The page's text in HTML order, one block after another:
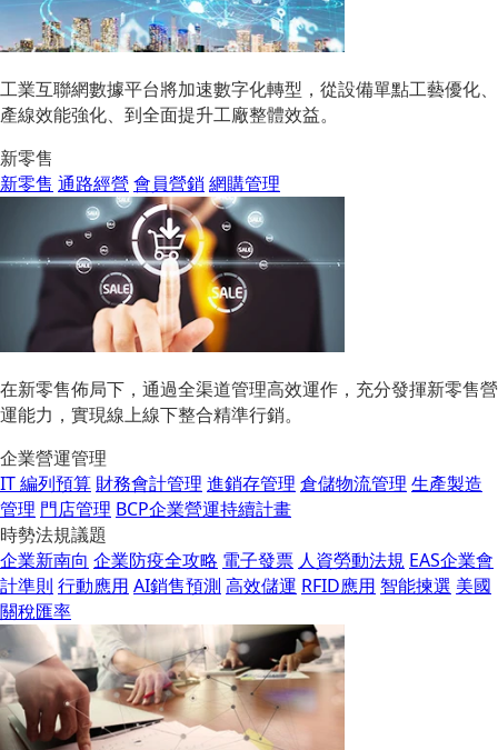
工業互聯網數據平台將加速數字化轉型，從設備單點工藝優化、
產線效能強化、到全面提升工廠整體效益。
新零售
新零售 通路經營會員營銷網購管理
在新零售佈局下，通過全渠道管理高效運作，充分發揮新零售營
運能力，實現線上線下整合精準行銷。
企業營運管理
IT 編列預算 財務會計管理 進銷存管理 倉儲物流管理 生產製造
管理 門店管理 BCP企業營運持續計畫
時勢法規議題
企業新南向 企業防疫全攻略 電子發票 人資勞動法規 EAS企業會
計準則 行動應用 AI銷售預測 高效儲運 RFID應用 智能揀選 美國
關稅匯率